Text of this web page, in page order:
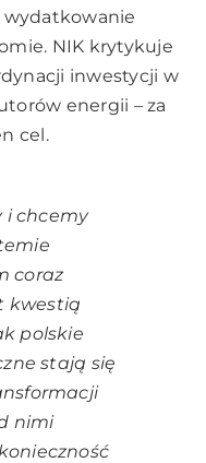
wydatkowanie
NIK krytykuje
inwestycji w
energii – za
cel.
i chcemy
coraz
kwestią
polskie
stają się
nimi